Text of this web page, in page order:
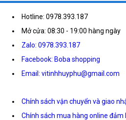
Hotline: 0978.393.187
Mở cửa: 08:30 - 19:00 hàng ngày
Zalo: 0978.393.187
Facebook: Boba shopping
Email: vitinhhuyphu@gmail.com
Chính sách vận chuyển và giao
Chính sách mua hàng online đảm